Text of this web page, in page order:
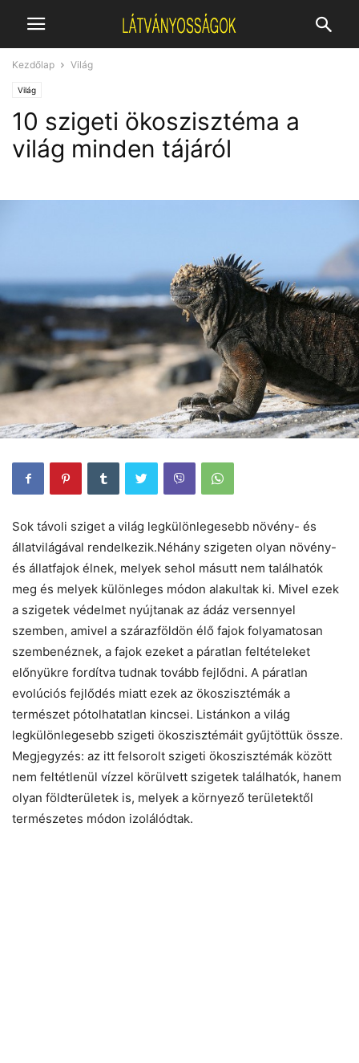
Kezdőlap Világ
Világ
10 szigeti ökoszisztéma a
világ minden tájáról
Sok távoli sziget a világ legkülönlegesebb növény- és
állatvilágával rendelkezik.Néhány szigeten olyan növény-
és állatfajok élnek, melyek sehol másutt nem találhatók
meg és melyek különleges módon alakultak ki. Mivel ezek
a szigetek védelmet nyújtanak az ádáz versennyel
szemben, amivel a szárazföldön élő fajok folyamatosan
szembenéznek, a fajok ezeket a páratlan feltételeket
előnyükre fordítva tudnak tovább fejlődni. A páratlan
evolúciós fejlődés miatt ezek az ökoszisztémák a
természet pótolhatatlan kincsei. Listánkon a világ
legkülönlegesebb szigeti ökoszisztémáit gyűjtöttük össze.
Megjegyzés: az itt felsorolt szigeti ökoszisztémák között
nem feltétlenül vízzel körülvett szigetek találhatók, hanem
olyan földterületek is, melyek a környező területektől
természetes módon izolálódtak.